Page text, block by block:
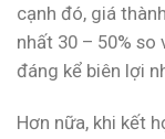
cạnh đó, giá
nhất 30 – 50%
đáng kể biên lợi
Hơn nữa, khi kết